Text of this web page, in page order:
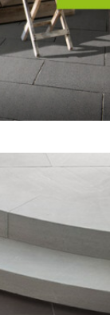
Natursteinen.